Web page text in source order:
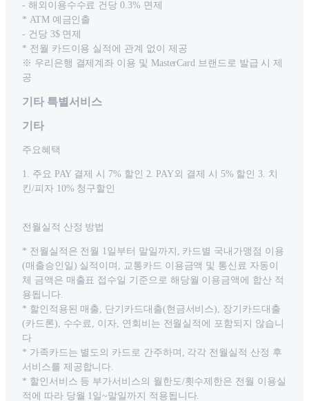
- 해외이용수수료 건당 0.3% 면제
* ATM 예금인출
- 건당 3$ 면제
* 전월 카드이용 실적에 관계 없이 제공
※ 우리은행 결제계좌 이용 및 MasterCard 브랜드로 발급 시 제
공
기타 특별서비스
기타
주요혜택
1. 주요 PAY 결제 시 7% 할인 2. PAY외 결제 시 5% 할인 3. 치
킨/피자 10% 청구할인
전월실적 산정 방법
* 전월실적은 전월 1일부터 말일까지, 카드별 국내가맹점 이용
(매출승인일) 실적이며, 교통카드 이용금액 및 통신료 자동이
체 금액은 매출표 접수일 기준으로 해당월 이용금액에 합산 적
용됩니다.
* 할인적용된 매출, 단기카드대출(현금서비스), 장기카드대출
(카드론), 수수료, 이자, 연회비는 전월실적에 포함되지 않습니
다
* 가족카드는 별도의 카드로 간주하며, 각각 전월실적 산정 후
서비스를 제공합니다.
* 할인서비스 등 부가서비스의 월한도/횟수제한은 전월 이용실
적에 따라 당월 1일~말일까지 적용됩니다.